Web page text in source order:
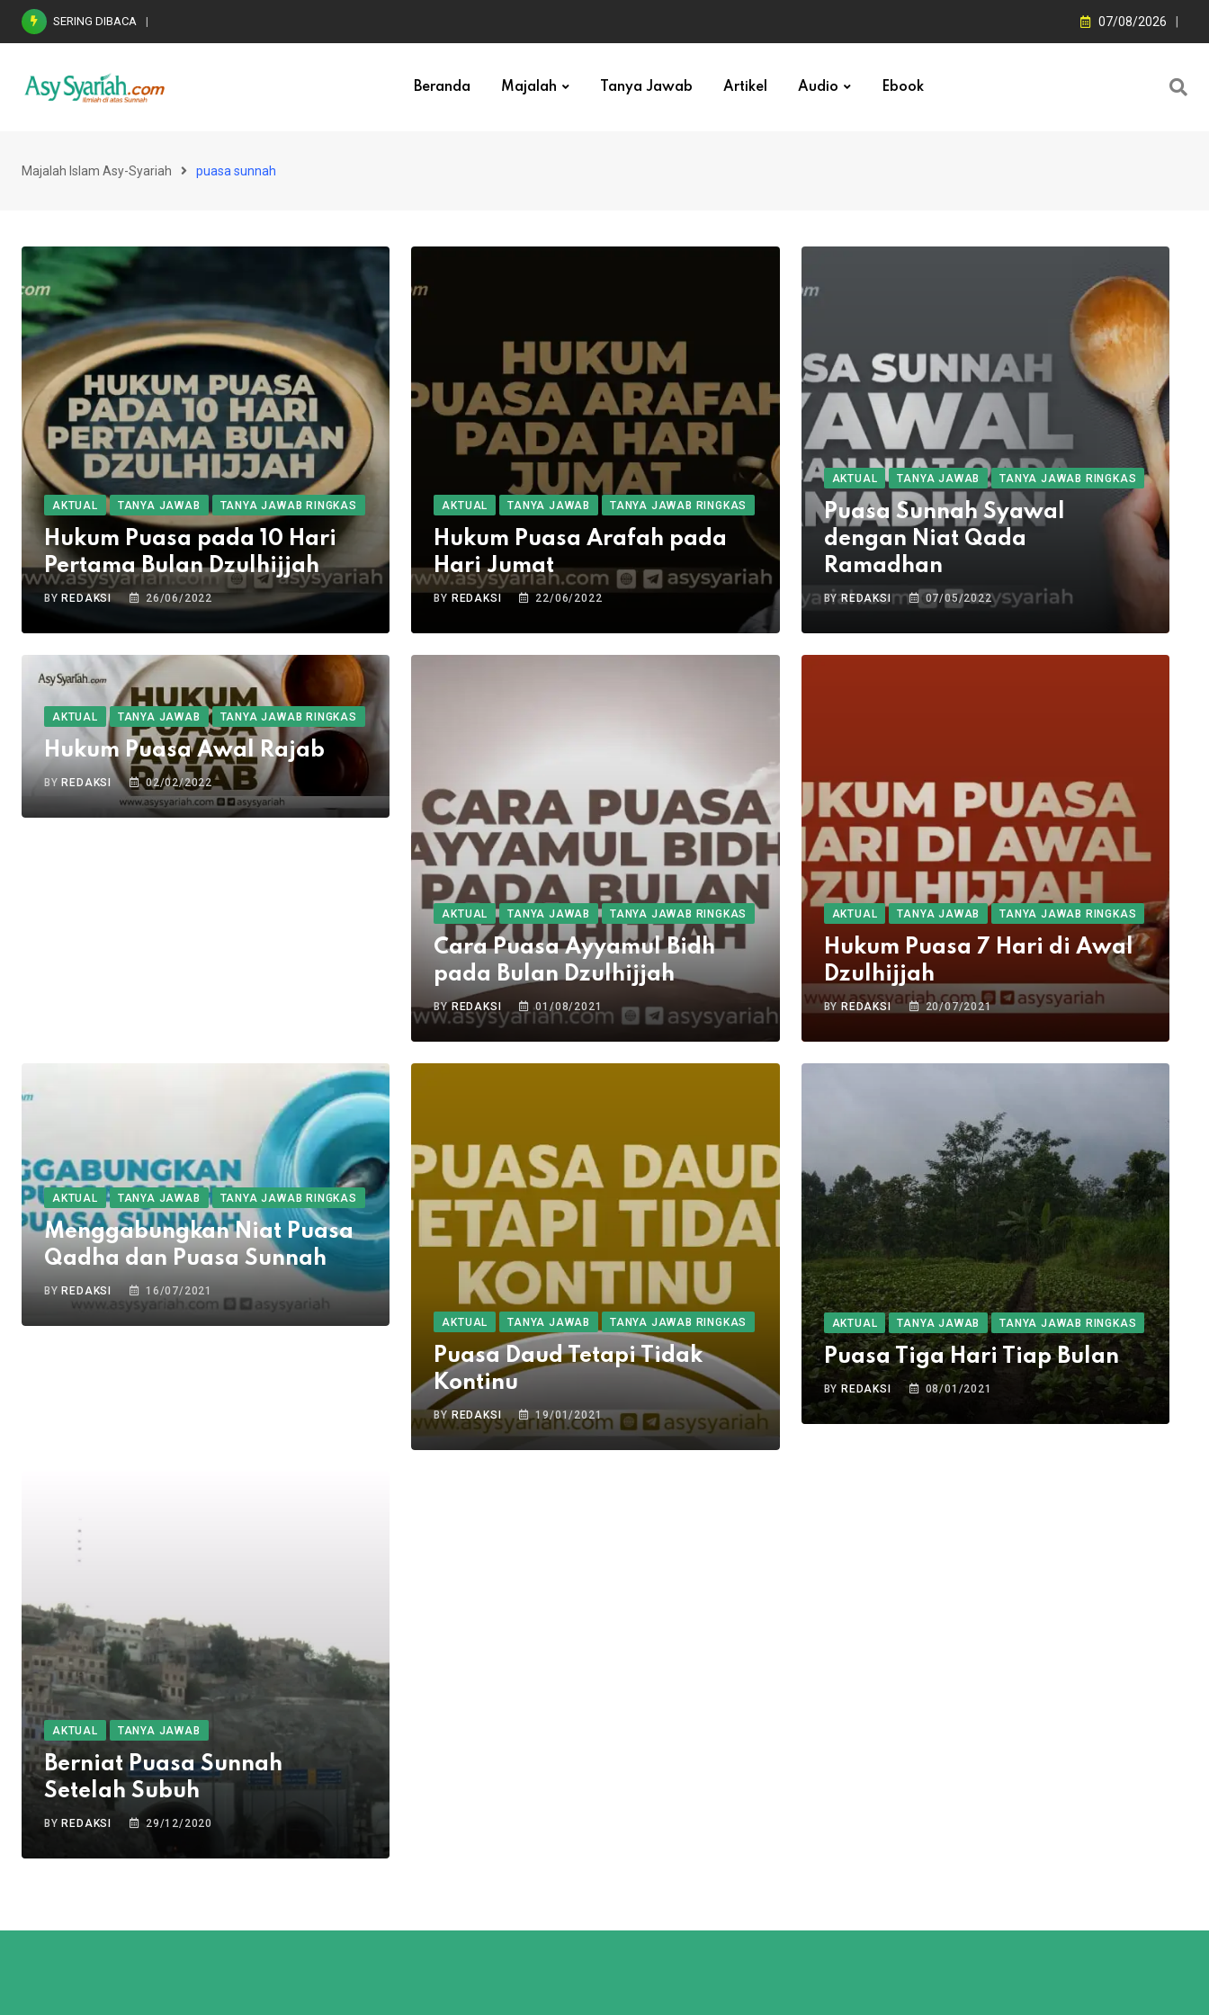
Skip
SERING DIBACA 07/08/2026
Beranda Majalah Tanya Jawab Artikel Audio Ebook
Majalah Islam Asy-Syariah puasa sunnah
AKTUAL TANYA JAWAB TANYA JAWAB RINGKAS
Hukum Puasa pada 10 Hari
Pertama Bulan Dzulhijjah
BY REDAKSI 26/06/2022
AKTUAL TANYA JAWAB TANYA JAWAB RINGKAS
Hukum Puasa Arafah pada
Hari Jumat
BY REDAKSI 22/06/2022
AKTUAL TANYA JAWAB TANYA JAWAB RINGKAS
Puasa Sunnah Syawal
dengan Niat Qada
Ramadhan
BYREDAKSI 07/05/2022
AKTUAL TANYA JAWAB TANYA JAWAB RINGKAS
Hukum Puasa Awal Rajab
BY REDAKSI 02/02/2022
AKTUAL TANYA JAWAB TANYA JAWAB RINGKAS
Cara Puasa Ayyamul Bidh
pada Bulan Dzulhijjah
BY REDAKSI 01/08/2021
AKTUAL TANYA JAWAB TANYA JAWAB RINGKAS
Hukum Puasa 7 Hari di Awal
Dzulhijjah
BY REDAKSI 20/07/2021
AKTUAL TANYA JAWAB TANYA JAWAB RINGKAS
Menggabungkan Niat Puasa
Qadha dan Puasa Sunnah
BY REDAKSI 16/07/2021
AKTUAL TANYA JAWAB TANYA JAWAB RINGKAS
Puasa Daud Tetapi Tidak
Kontinu
BY REDAKSI 19/01/2021
AKTUAL TANYA JAWAB TANYA JAWAB RINGKAS
Puasa Tiga Hari Tiap Bulan
BYREDAKSI 08/01/2021
AKTUAL TANYA JAWAB
Berniat Puasa Sunnah
Setelah Subuh
BYREDAKSI 29/12/2020